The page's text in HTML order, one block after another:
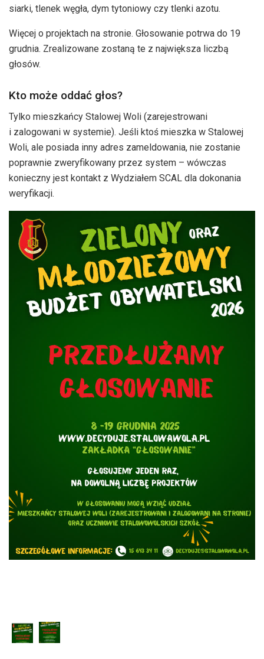
siarki, tlenek węgła, dym tytoniowy czy tlenki azotu.
Więcej o projektach na stronie. Głosowanie potrwa do 19
grudnia. Zrealizowane zostaną te z największa liczbą
głosów.
Kto może oddać głos?
Tylko mieszkańcy Stalowej Woli (zarejestrowani
i zalogowani w systemie). Jeśli ktoś mieszka w Stalowej
Woli, ale posiada inny adres zameldowania, nie zostanie
poprawnie zweryfikowany przez system – wówczas
konieczny jest kontakt z Wydziałem SCAL dla dokonania
weryfikacji.